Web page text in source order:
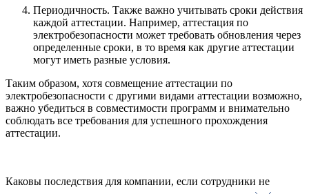
Периодичность. Также важно учитывать сроки действия
каждой аттестации. Например, аттестация по
электробезопасности может требовать обновления через
определенные сроки, в то время как другие аттестации
могут иметь разные условия.
Таким образом, хотя совмещение аттестации по
электробезопасности с другими видами аттестации возможно,
важно убедиться в совместимости программ и внимательно
соблюдать все требования для успешного прохождения
аттестации.
Каковы последствия для компании, если сотрудники не